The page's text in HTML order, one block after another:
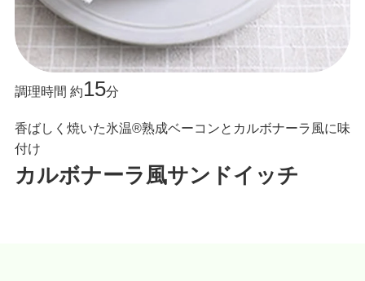
調理時間 約15分
香ばしく焼いた氷温®熟成ベーコンとカルボナーラ風に味
付け
カルボナーラ風サンドイッチ